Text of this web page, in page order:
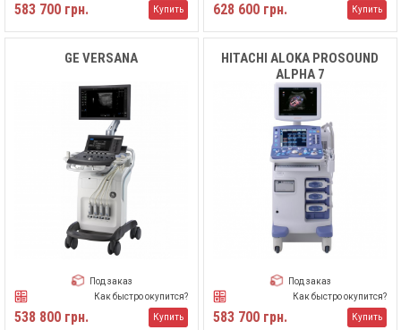
583 700 грн. Купить 628 600 грн. Купить
GE VERSANA
Под заказ
Как быстро окупится?
538 800 грн. Купить
HITACHI ALOKA PROSOUND
ALPHA 7
Под заказ
Как быстро окупится?
583 700 грн. Купить